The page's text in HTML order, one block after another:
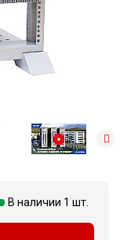
В наличии 1 шт.